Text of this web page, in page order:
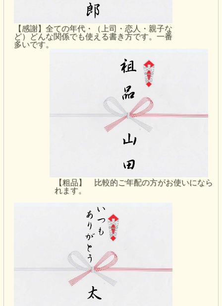
【感謝】全ての年代・（上司・恋人・親子な
ど）どんな関係でも使える書き方です。一番
多いです。
【粗品】 比較的ご年配の方がお使いになら
れます。